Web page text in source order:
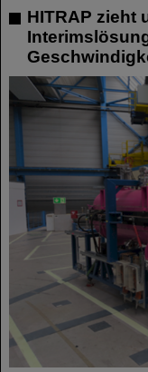
HITRAP zieht